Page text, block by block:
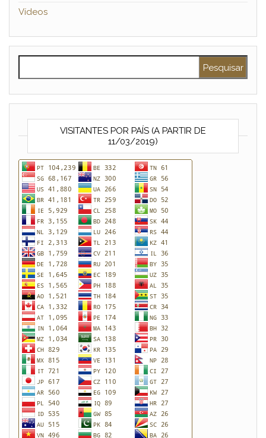
Vídeos
VISITANTES POR PAÍS (A PARTIR DE
11/03/2019)